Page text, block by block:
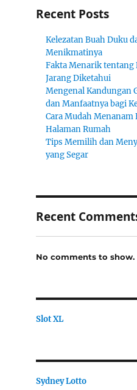
Recent Posts
Kelezatan Buah Duku
Menikmatinya
Fakta Menarik tentang
Jarang Diketahui
Mengenal Kandungan
dan Manfaatnya bagi
Cara Mudah Menanam
Halaman Rumah
Tips Memilih dan
yang Segar
Recent
No comments to show.
Slot XL
Sydney Lotto